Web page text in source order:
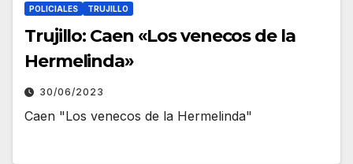
POLICIALES TRUJILLO
Trujillo: Caen «Los venecos de la
Hermelinda»
30/06/2023
Caen "Los venecos de la Hermelinda"